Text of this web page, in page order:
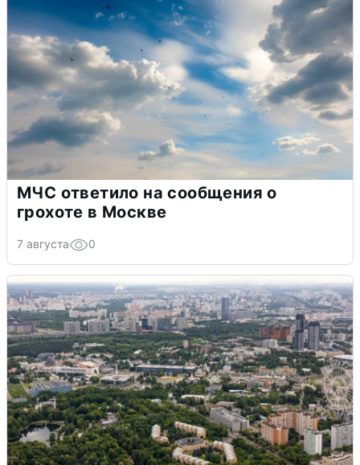
МЧС ответило на сообщения о
грохоте в Москве
7 августа 0